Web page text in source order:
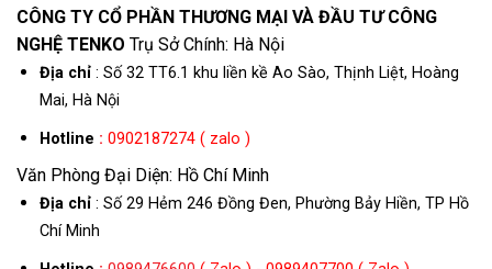
CÔNG TY CỔ PHẦN THƯƠNG MẠI VÀ ĐẦU TƯ CÔNG
NGHỆ TENKO Trụ Sở Chính: Hà Nội
Địa chỉ: Số 32 TT6.1 khu liền kề Ao Sào, Thịnh Liệt, Hoàng
Mai, Hà Nội
Hotline : 0902187274 ( zalo )
Văn Phòng Đại Diện: Hồ Chí Minh
Địa chỉ: Số 29 Hẻm 246 Đồng Đen, Phường Bảy Hiền, TP Hồ
Chí Minh